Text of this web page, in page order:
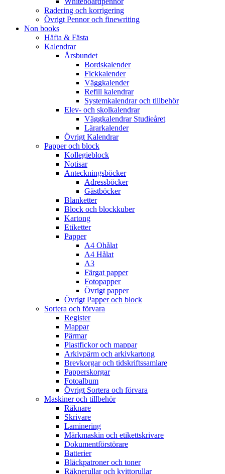
Radering och korrigering
Övrigt Pennor och finewriting
Non books
Häfta & Fästa
Kalendrar
Årsbundet
Bordskalender
Fickkalender
Väggkalender
Refill kalendrar
Systemkalendrar och tillbehör
Elev- och skolkalendrar
Väggkalendrar Studieåret
Lärarkalender
Övrigt Kalendrar
Papper och block
Kollegieblock
Notisar
Anteckningsböcker
Adressböcker
Gästböcker
Blanketter
Block och blockkuber
Kartong
Etiketter
Papper
A4 Ohålat
A4 Hålat
A3
Färgat papper
Fotopapper
Övrigt papper
Övrigt Papper och block
Sortera och förvara
Register
Mappar
Pärmar
Plastfickor och mappar
Arkivpärm och arkivkartong
Brevkorgar och tidskriftssamlare
Papperskorgar
Fotoalbum
Övrigt Sortera och förvara
Maskiner och tillbehör
Räknare
Skrivare
Laminering
Märkmaskin och etikettskrivare
Dokumentförstörare
Batterier
Bläckpatroner och toner
Räknerullar och kvittorullar